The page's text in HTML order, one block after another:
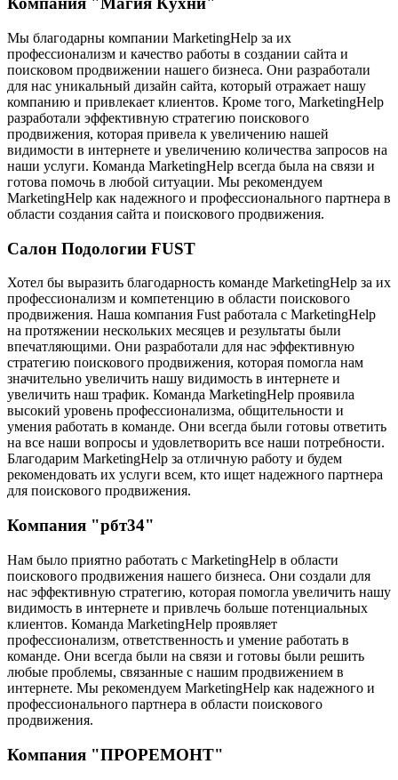
Мы благодарны компании MarketingHelp за их
профессионализм и качество работы в создании сайта и
поисковом продвижении нашего бизнеса. Они разработали
для нас уникальный дизайн сайта, который отражает нашу
компанию и привлекает клиентов. Кроме того, MarketingHelp
разработали эффективную стратегию поискового
продвижения, которая привела к увеличению нашей
видимости в интернете и увеличению количества запросов на
наши услуги. Команда MarketingHelp всегда была на связи и
готова помочь в любой ситуации. Мы рекомендуем
MarketingHelp как надежного и профессионального партнера в
области создания сайта и поискового продвижения.
Салон Подологии FUST
Хотел бы выразить благодарность команде MarketingHelp за их
профессионализм и компетенцию в области поискового
продвижения. Наша компания Fust работала с MarketingHelp
на протяжении нескольких месяцев и результаты были
впечатляющими. Они разработали для нас эффективную
стратегию поискового продвижения, которая помогла нам
значительно увеличить нашу видимость в интернете и
увеличить наш трафик. Команда MarketingHelp проявила
высокий уровень профессионализма, общительности и
умения работать в команде. Они всегда были готовы ответить
на все наши вопросы и удовлетворить все наши потребности.
Благодарим MarketingHelp за отличную работу и будем
рекомендовать их услуги всем, кто ищет надежного партнера
для поискового продвижения.
Компания "рбт34"
Нам было приятно работать с MarketingHelp в области
поискового продвижения нашего бизнеса. Они создали для
нас эффективную стратегию, которая помогла увеличить нашу
видимость в интернете и привлечь больше потенциальных
клиентов. Команда MarketingHelp проявляет
профессионализм, ответственность и умение работать в
команде. Они всегда были на связи и готовы были решить
любые проблемы, связанные с нашим продвижением в
интернете. Мы рекомендуем MarketingHelp как надежного и
профессионального партнера в области поискового
продвижения.
Компания "ПРОРЕМОНТ"